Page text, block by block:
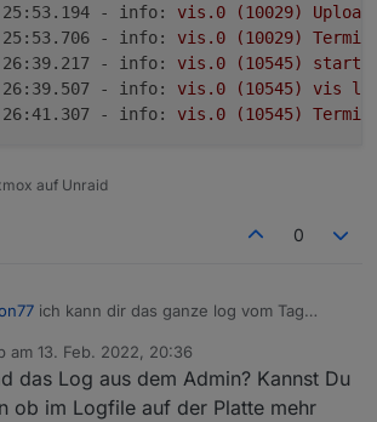
- info:
vis.0 (10029)
- info:
vis.0 (10029)
- info:
vis.0 (10545)
- info:
vis.0 (10545) vis
- info:
vis.0 (10545)
auf Unraid
0
ich kann dir das ganze log vom Tag
vis update gemacht um
Button gedrückt
am 13. Feb. 2022, 20:36
editiert von
das Log aus dem Admin? Kannst Du
ob im Logfile auf der Platte mehr